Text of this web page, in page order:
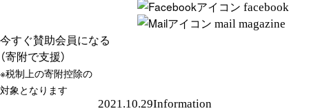
facebook
mail magazine
今すぐ賛助会員になる
（寄附で支援）
※税制上の寄附控除の
対象となります
2021.10.29Information